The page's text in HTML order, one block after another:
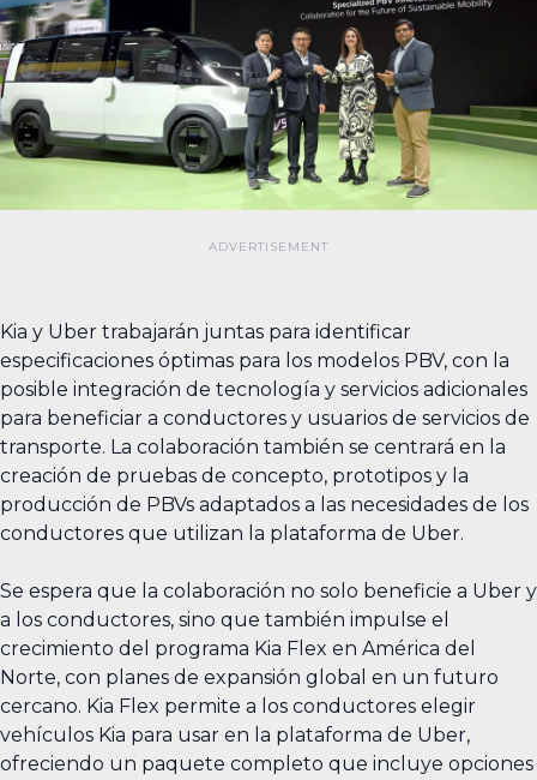
Kia y Uber trabajarán juntas para identificar
especificaciones óptimas para los modelos PBV, con la
posible integración de tecnología y servicios adicionales
para beneficiar a conductores y usuarios de servicios de
transporte. La colaboración también se centrará en la
creación de pruebas de concepto, prototipos y la
producción de PBVs adaptados a las necesidades de los
conductores que utilizan la plataforma de Uber.
Se espera que la colaboración no solo beneficie a Uber y
a los conductores, sino que también impulse el
crecimiento del programa Kia Flex en América del
Norte, con planes de expansión global en un futuro
cercano. Kia Flex permite a los conductores elegir
vehículos Kia para usar en la plataforma de Uber,
ofreciendo un paquete completo que incluye opciones